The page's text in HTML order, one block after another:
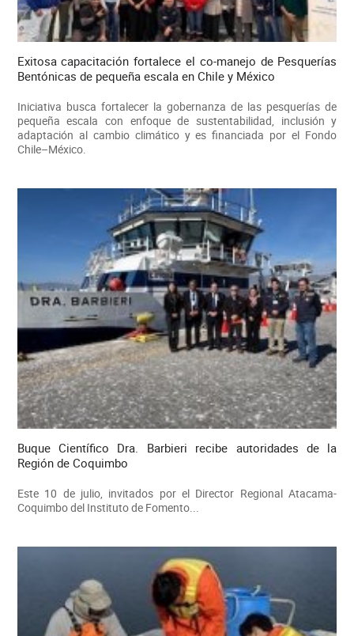
Exitosa capacitación fortalece el co-manejo de Pesquerías
Bentónicas de pequeña escala en Chile y México
Iniciativa busca fortalecer la gobernanza de las pesquerías de
pequeña escala con enfoque de sustentabilidad, inclusión y
adaptación al cambio climático y es financiada por el Fondo
Chile–México.
Buque Científico Dra. Barbieri recibe autoridades de la
Región de Coquimbo
Este 10 de julio, invitados por el Director Regional Atacama-
Coquimbo del Instituto de Fomento...